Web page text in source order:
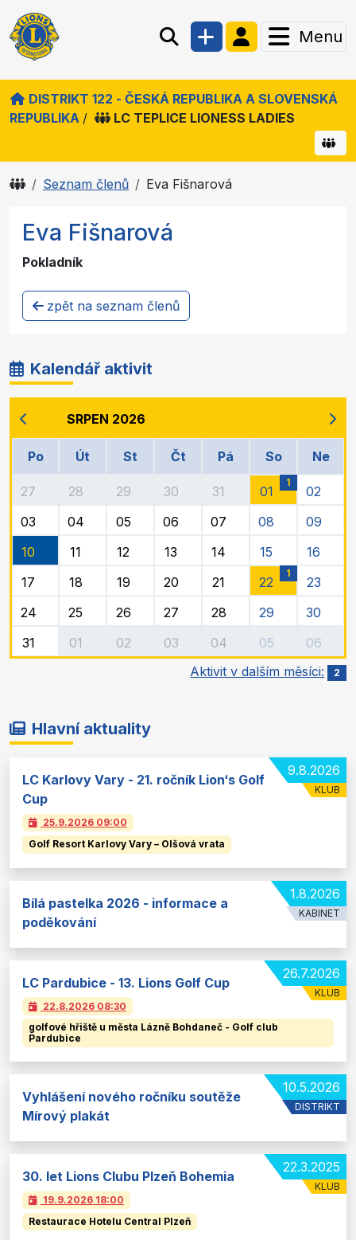
Menu
DISTRIKT 122 - ČESKÁ REPUBLIKA A SLOVENSKÁ
REPUBLIKA / LC TEPLICE LIONESS LADIES
Seznam členů Eva Fišnarová
Eva Fišnarová
Pokladník
zpět na seznam členů
Kalendář aktivit
SRPEN 2026
Po Út St Čt Pá So Ne
27 28 29 30 31 01
1
02
03
04 05 06 07 08
09
10
11 12 13 14 15
16
17
18 19 20 21 22
1
23
24
25 26 27 28 29
30
31
01 02 03 04 05
06
Aktivit v dalším měsíci:
2
Hlavní aktuality
9.8.2026
KLUB
LC Karlovy Vary - 21. ročník Lion‘s Golf
Cup
25.9.2026 09:00
Golf Resort Karlovy Vary – Olšová vrata
1.8.2026
KABINET
Bílá pastelka 2026 - informace a
poděkování
26.7.2026
KLUB
LC Pardubice - 13. Lions Golf Cup
22.8.2026 08:30
golfové hřiště u města Lázně Bohdaneč - Golf club
Pardubice
10.5.2026
DISTRIKT
Vyhlášení nového ročníku soutěže
Mírový plakát
22.3.2025
KLUB
30. let Lions Clubu Plzeň Bohemia
19.9.2026 18:00
Restaurace Hotelu Central Plzeň